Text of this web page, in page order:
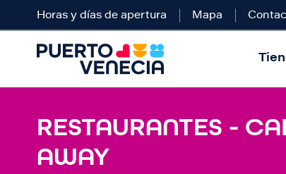
Horas y días de apertura Mapa
RESTAURANTES -
AWAY